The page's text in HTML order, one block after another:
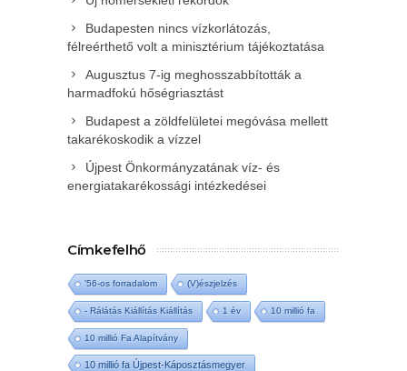
Budapesten nincs vízkorlátozás,
félreérthető volt a minisztérium tájékoztatása
Augusztus 7-ig meghosszabbították a
harmadfokú hőségriasztást
Budapest a zöldfelületei megóvása mellett
takarékoskodik a vízzel
Újpest Önkormányzatának víz- és
energiatakarékossági intézkedései
Címkefelhő
'56-os forradalom (V)észjelzés
- Rálátás Kiállítás Kiállítás 1 év 10 millió fa
10 millió Fa Alapítvány
10 millió fa Újpest-Káposztásmegyer